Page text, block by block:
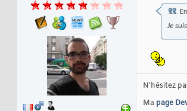
Je
N'hésitez
Ma page